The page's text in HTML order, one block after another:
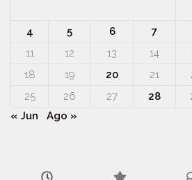
4
5 6 7
11
12 13 14
18
19 20 21
25
26 27 28
« Jun
Ago »